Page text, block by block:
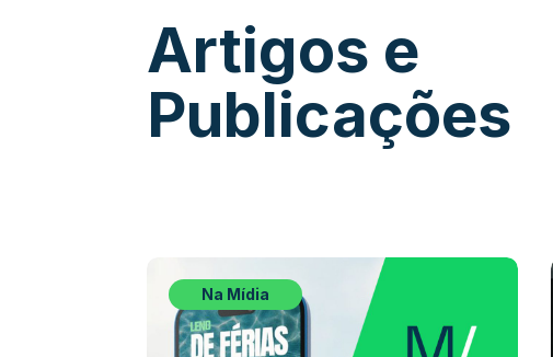
Artigos e
Publicações
Na Mídia